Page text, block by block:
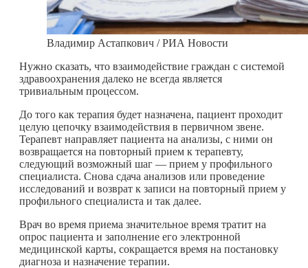
Владимир Астапкович / РИА Новости
Нужно сказать, что взаимодействие граждан с системой
здравоохранения далеко не всегда является
тривиальным процессом.
До того как терапия будет назначена, пациент проходит
целую цепочку взаимодействия в первичном звене.
Терапевт направляет пациента на анализы, с ними он
возвращается на повторный прием к терапевту,
следующий возможный шаг — прием у профильного
специалиста. Снова сдача анализов или проведение
исследований и возврат к записи на повторный прием у
профильного специалиста и так далее.
Врач во время приема значительное время тратит на
опрос пациента и заполнение его электронной
медицинской карты, сокращается время на постановку
диагноза и назначение терапии.